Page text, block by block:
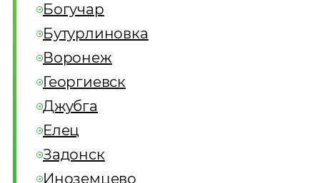
Богучар
Бутурлиновка
Воронеж
Георгиевск
Джубга
Елец
Задонск
Иноземцево